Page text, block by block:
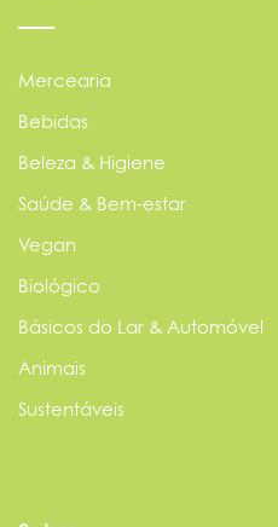
Mercearia
Bebidas
Beleza & Higiene
Saúde & Bem-estar
Vegan
Biológico
Básicos do Lar & Automóvel
Animais
Sustentáveis